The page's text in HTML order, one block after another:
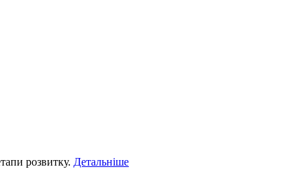
розвитку. Детальніше